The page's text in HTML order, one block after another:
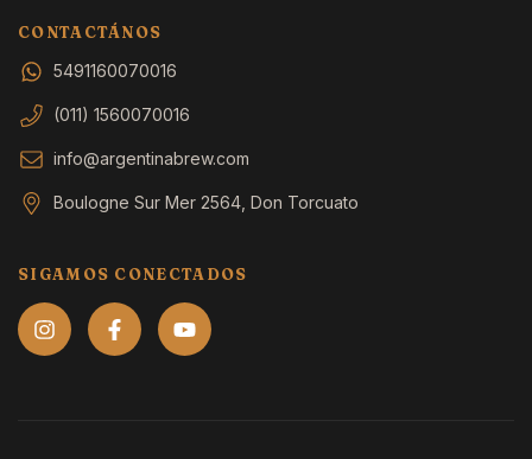
CONTACTÁNOS
5491160070016
(011) 1560070016
info@argentinabrew.com
Boulogne Sur Mer 2564, Don Torcuato
SIGAMOS CONECTADOS